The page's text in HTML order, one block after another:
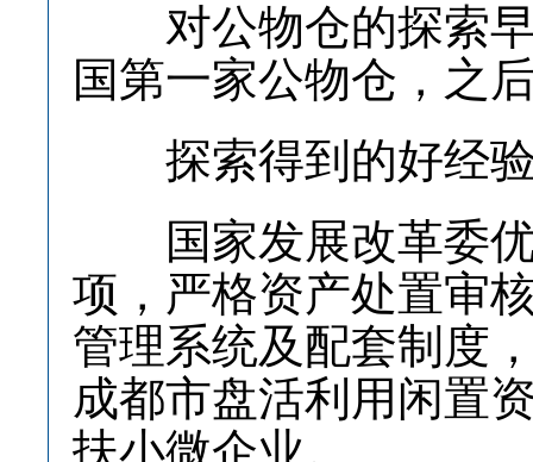
对公物仓的探索早
国第一家公物仓，之
探索得到的好经验
国家发展改革委优
项，严格资产处置审
管理系统及配套制度
成都市盘活利用闲置
扶小微企业。